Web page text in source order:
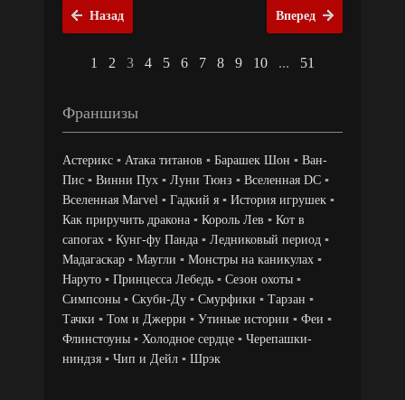
Назад Вперед
1 2 3 4 5 6 7 8 9 10 ... 51
Франшизы
Астерикс ▪ Атака титанов ▪ Барашек Шон ▪ Ван-
Пис ▪ Винни Пух ▪ Луни Тюнз ▪ Вселенная DC ▪
Вселенная Marvel ▪ Гадкий я ▪ История игрушек ▪
Как приручить дракона ▪ Король Лев ▪ Кот в
сапогах ▪ Кунг-фу Панда ▪ Ледниковый период ▪
Мадагаскар ▪ Маугли ▪ Монстры на каникулах ▪
Наруто ▪ Принцесса Лебедь ▪ Сезон охоты ▪
Симпсоны ▪ Скуби-Ду ▪ Смурфики ▪ Тарзан ▪
Тачки ▪ Том и Джерри ▪ Утиные истории ▪ Феи ▪
Флинстоуны ▪ Холодное сердце ▪ Черепашки-
ниндзя ▪ Чип и Дейл ▪ Шрэк